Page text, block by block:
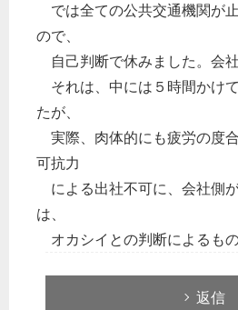
では全ての公共交通機関が
ので、
自己判断で休みました。会
それは、中には５時間かけ
たが、
実際、肉体的にも疲労の度
可抗力
による出社不可に、会社側
は、
オカシイとの判断によるもの
返信